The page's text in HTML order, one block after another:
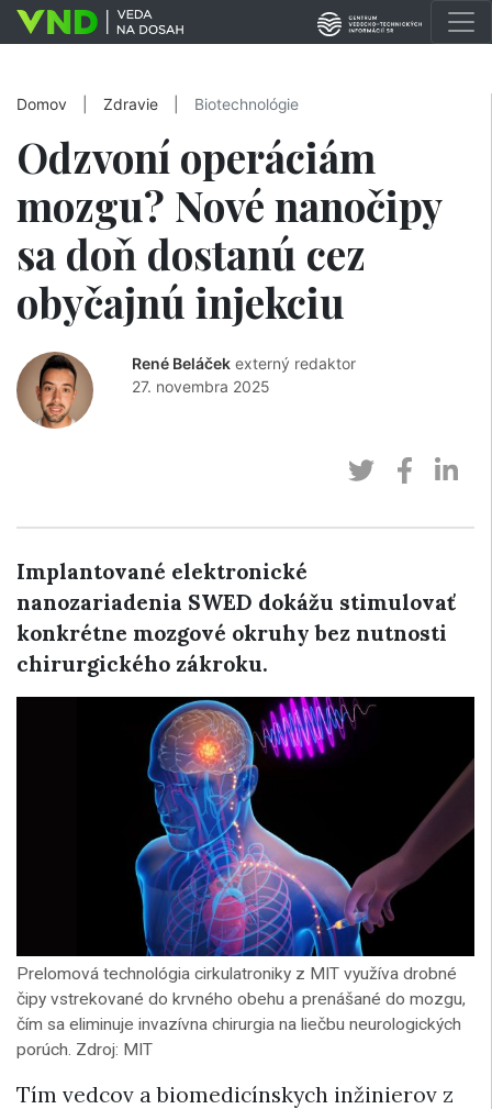
Domov Zdravie Biotechnológie
Odzvoní operáciám
mozgu? Nové nanočipy
sa doň dostanú cez
obyčajnú injekciu
René Beláček externý redaktor
27. novembra 2025
Implantované elektronické
nanozariadenia SWED dokážu stimulovať
konkrétne mozgové okruhy bez nutnosti
chirurgického zákroku.
Prelomová technológia cirkulatroniky z MIT využíva drobné
čipy vstrekované do krvného obehu a prenášané do mozgu,
čím sa eliminuje invazívna chirurgia na liečbu neurologických
porúch. Zdroj: MIT
Tím vedcov a biomedicínskych inžinierov z